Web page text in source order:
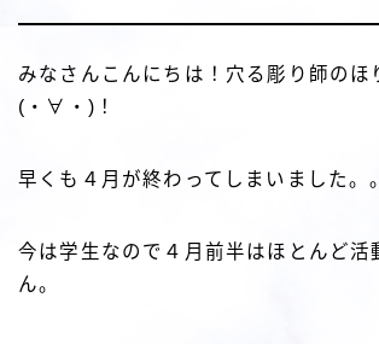
みなさんこんにちは！穴る彫り師のほ
(・∀・)！
早くも４月が終わってしまいました。
今は学生なので４月前半はほとんど活
ん。